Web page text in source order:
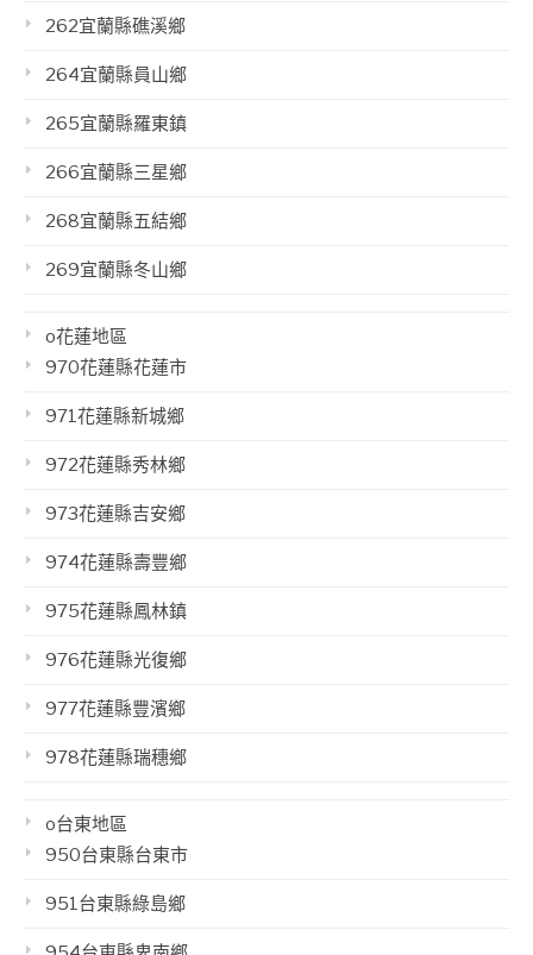
262宜蘭縣礁溪鄉
264宜蘭縣員山鄉
265宜蘭縣羅東鎮
266宜蘭縣三星鄉
268宜蘭縣五結鄉
269宜蘭縣冬山鄉
o花蓮地區
970花蓮縣花蓮市
971花蓮縣新城鄉
972花蓮縣秀林鄉
973花蓮縣吉安鄉
974花蓮縣壽豐鄉
975花蓮縣鳳林鎮
976花蓮縣光復鄉
977花蓮縣豐濱鄉
978花蓮縣瑞穗鄉
o台東地區
950台東縣台東市
951台東縣綠島鄉